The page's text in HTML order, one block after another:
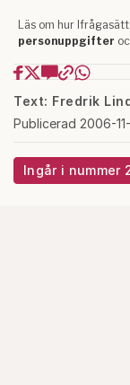
Text: Fredrik
Publicerad 2006-
Ingår i nummer